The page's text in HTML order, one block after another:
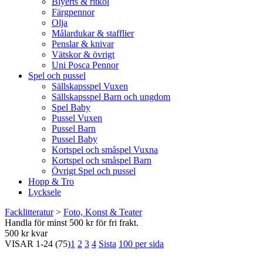
Färgpennor
Olja
Målardukar & stafflier
Penslar & knivar
Vätskor & övrigt
Uni Posca Pennor
Spel och pussel
Sällskapsspel Vuxen
Sällskapsspel Barn och ungdom
Spel Baby
Pussel Vuxen
Pussel Barn
Pussel Baby
Kortspel och småspel Vuxna
Kortspel och småspel Barn
Övrigt Spel och pussel
Hopp & Tro
Lycksele
Facklitteratur> Foto, Konst & Teater
Handla för minst 500 kr för fri frakt.
500 kr kvar
VISAR 1-24 (75)1 2 3 4 Sista 100 per sida